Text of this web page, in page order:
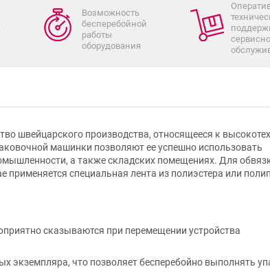
Возможность
бесперебойной
работы
оборудования
швейцарского производства, относящееся к
машинки позволяют ее успешно использовать
а также складских помещениях. Для
применяется специальная лента из полиэстера или
сказываются при перемещении устройства
экземпляра, что позволяет бесперебойно выполнять